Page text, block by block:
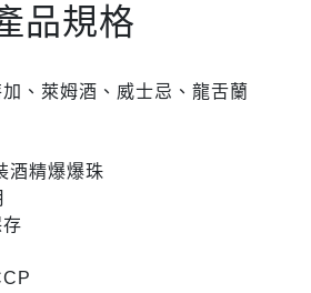
品規格
、萊姆酒、威士忌、龍舌蘭
酒精爆爆珠